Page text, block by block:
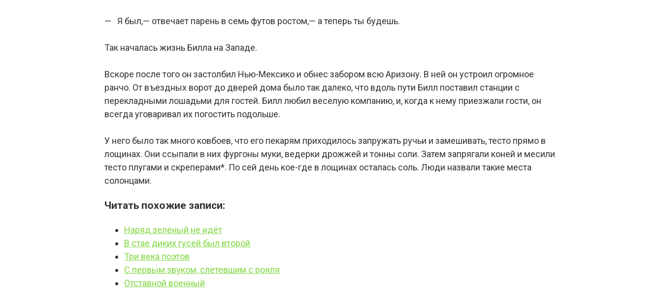
— Я был,— отвечает парень в семь футов ростом,— а теперь ты будешь.
Так началась жизнь Билла на Западе.
Вскоре после того он застолбил Нью-Мексико и обнес забором всю Аризону. В ней он устроил огромное
ранчо. От въездных ворот до дверей дома было так далеко, что вдоль пути Билл поставил станции с
перекладными лошадьми для гостей. Билл любил веселую компанию, и, когда к нему приезжали гости, он
всегда уговаривал их погостить подольше.
У него было так много ковбоев, что его пекарям приходилось запружать ручьи и замешивать, тесто прямо в
лощинах. Они ссыпали в них фургоны муки, ведерки дрожжей и тонны соли. Затем запрягали коней и месили
тесто плугами и скреперами*. По сей день кое-где в лощинах осталась соль. Люди назвали такие места
солонцами.
Читать похожие записи:
Наряд зелёный не идёт
В стае диких гусей был второй
Три века поэтов
С первым звуком, слетевшим с рояля
Отставной военный